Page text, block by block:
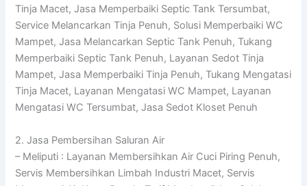
Tinja Macet, Jasa Memperbaiki Septic Tank Tersumbat,
Service Melancarkan Tinja Penuh, Solusi Memperbaiki WC
Mampet, Jasa Melancarkan Septic Tank Penuh, Tukang
Memperbaiki Septic Tank Penuh, Layanan Sedot Tinja
Mampet, Jasa Memperbaiki Tinja Penuh, Tukang Mengatasi
Tinja Macet, Layanan Mengatasi WC Mampet, Layanan
Mengatasi WC Tersumbat, Jasa Sedot Kloset Penuh
2. Jasa Pembersihan Saluran Air
– Meliputi : Layanan Membersihkan Air Cuci Piring Penuh,
Servis Membersihkan Limbah Industri Macet, Servis